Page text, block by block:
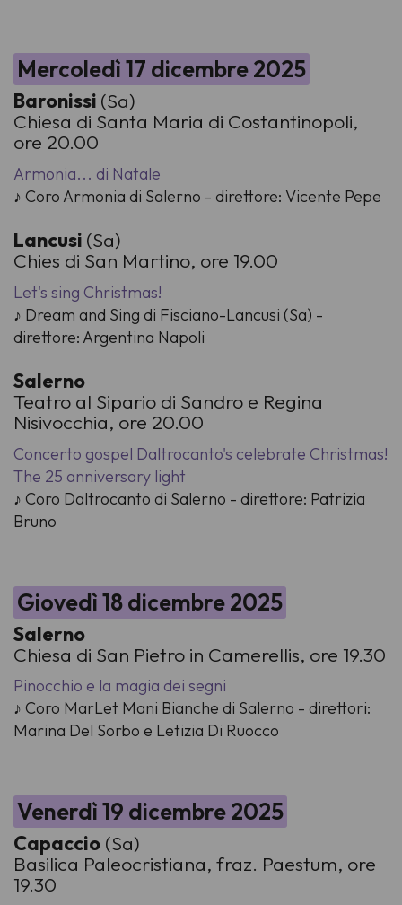
Mercoledì 17 dicembre 2025
Baronissi (Sa)
Chiesa di Santa Maria di Costantinopoli,
ore 20.00
Armonia... di Natale
♪ Coro Armonia di Salerno - direttore: Vicente Pepe
Lancusi (Sa)
Chies di San Martino, ore 19.00
Let's sing Christmas!
♪ Dream and Sing di Fisciano-Lancusi (Sa) -
direttore: Argentina Napoli
Salerno
Teatro al Sipario di Sandro e Regina
Nisivocchia, ore 20.00
Concerto gospel Daltrocanto's celebrate Christmas!
The 25 anniversary light
♪ Coro Daltrocanto di Salerno - direttore: Patrizia
Bruno
Giovedì 18 dicembre 2025
Salerno
Chiesa di San Pietro in Camerellis, ore 19.30
Pinocchio e la magia dei segni
♪ Coro MarLet Mani Bianche di Salerno - direttori:
Marina Del Sorbo e Letizia Di Ruocco
Venerdì 19 dicembre 2025
Capaccio (Sa)
Basilica Paleocristiana, fraz. Paestum, ore
19.30